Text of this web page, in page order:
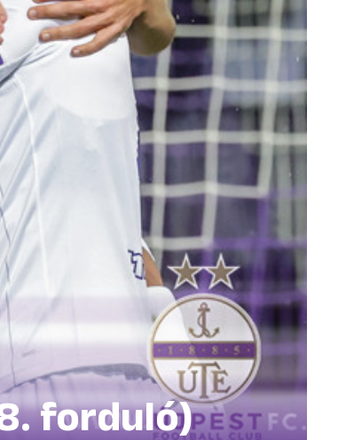
8. forduló)